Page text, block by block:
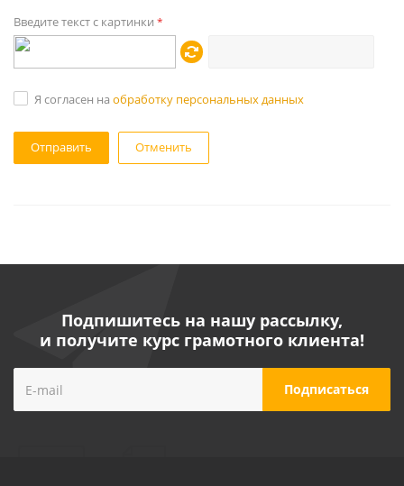
Введите текст с картинки *
Я согласен на обработку персональных данных
Отменить
Подпишитесь на нашу рассылку,
и получите курс грамотного клиента!